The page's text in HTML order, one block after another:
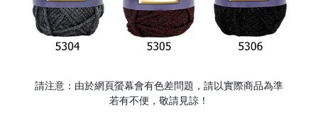
請注意：由於網頁螢幕會有色差問題，請以實際商品為準
若有不便，敬請見諒！